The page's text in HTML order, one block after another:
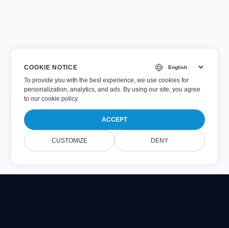
COOKIE NOTICE
To provide you with the best experience, we use cookies for
personalization, analytics, and ads. By using our site, you agree
toour cookie policy.
ACCEPT
CUSTOMIZE DENY